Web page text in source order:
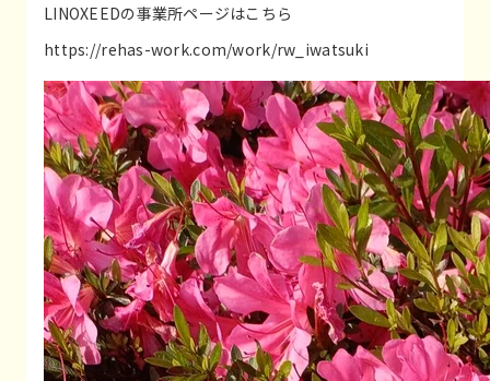
LINOXEEDの事業所ページはこちら
https://rehas-work.com/work/rw_iwatsuki